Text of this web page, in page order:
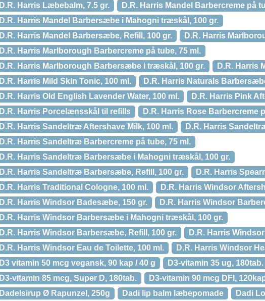
D.R. Harris Læbebalm, 7.5 gr.
D.R. Harris Mandel Barbercreme på
D.R. Harris Mandel Barbersæbe i Mahogni træskål, 100 gr.
D.R. Harris Mandel Barbersæbe, Refill, 100 gr.
D.R. Harris
D.R. Harris Marlborough Barbercreme på tube, 75 ml.
D.R. Harris Marlborough Barbersæbe i træskål, 100 gr.
D.R. Harris
D.R. Harris Mild Skin Tonic, 100 ml.
D.R. Harris Naturals
D.R. Harris Old English Lavender Water, 100 ml.
D.R. Harris Pink
D.R. Harris Porcelænsskål til refills
D.R. Harris Rose Barbercreme
D.R. Harris Sandeltræ Aftershave Milk, 100 ml.
D.R. Harris
D.R. Harris Sandeltræ Barbercreme på tube, 75 ml.
D.R. Harris Sandeltræ Barbersæbe i Mahogni træskål, 100 gr.
D.R. Harris Sandeltræ Barbersæbe, Refill, 100 gr.
D.R. Harris
D.R. Harris Traditional Cologne, 100 ml.
D.R. Harris Windsor
D.R. Harris Windsor Badesæbe, 150 gr.
D.R. Harris Windsor
D.R. Harris Windsor Barbersæbe i Mahogni træskål, 100 gr.
D.R. Harris Windsor Barbersæbe, Refill, 100 gr.
D.R. Harris
D.R. Harris Windsor Eau de Toilette, 100 ml.
D.R. Harris Windsor
D3 vitamin 50 mcg vegansk, 90 kap / 40 g
D3-vitamin 35 ug, 180tab.
D3-vitamin 85 mcg, Super D, 180tab.
D3-vitamin 90 mcg DFI,
Dadelsirup Ø Rapunzel, 250g
Dadi lip balm læbepomade
Dadi